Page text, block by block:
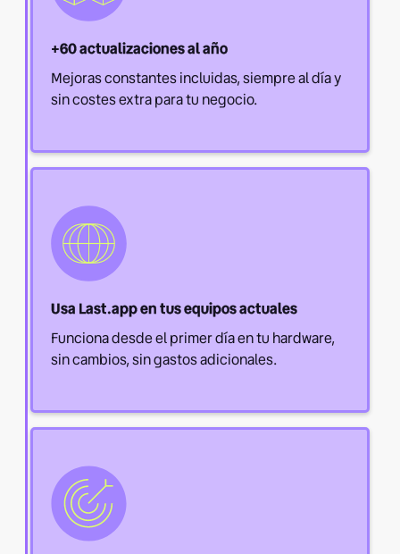
+60 actualizaciones al año
Mejoras constantes incluidas, siempre al día y
sin costes extra para tu negocio.
Usa Last.app en tus equipos actuales
Funciona desde el primer día en tu hardware,
sin cambios, sin gastos adicionales.